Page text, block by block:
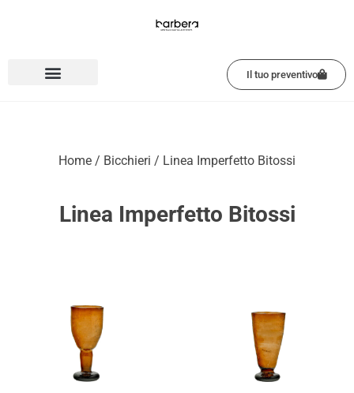
Il tuo preventivo
Home / Bicchieri / Linea Imperfetto Bitossi
Linea Imperfetto Bitossi